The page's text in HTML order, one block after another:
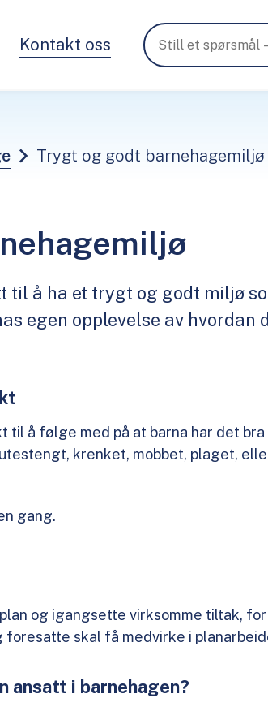
Kontakt oss
Trygt og godt barnehagemiljø
til å ha et trygt og godt miljø
egen opplevelse av hvordan
til å følge med på at barna har det bra
krenket, mobbet, plaget,
gang.
og igangsette virksomme tiltak,
skal få medvirke i
ansatt i barnehagen?